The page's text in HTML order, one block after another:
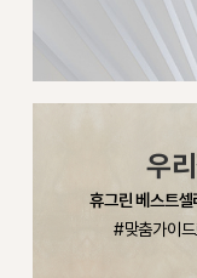
우
휴그린 베스트
#맞춤가이